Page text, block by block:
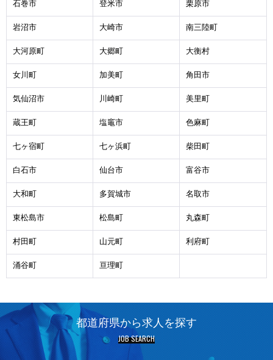
石巻市 登米市 栗原市
岩沼市 大崎市 南三陸町
大河原町 大郷町 大衡村
女川町 加美町 角田市
気仙沼市 川崎町 美里町
蔵王町 塩竈市 色麻町
七ヶ宿町 七ヶ浜町 柴田町
白石市 仙台市 富谷市
大和町 多賀城市 名取市
東松島市 松島町 丸森町
村田町 山元町 利府町
涌谷町 亘理町
都道府県から求人を探す
JOB SEARCH